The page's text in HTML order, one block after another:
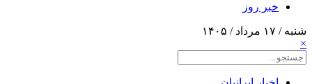
خبر روز
شنبه / ۱۷ مرداد / ۱۴۰۵
×